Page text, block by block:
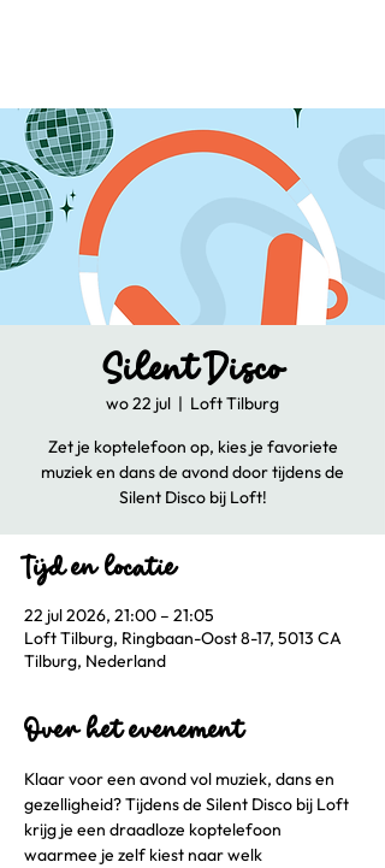
Silent Disco
wo 22 jul
  |
Loft Tilburg
Zet je koptelefoon op, kies je favoriete
muziek en dans de avond door tijdens de
Silent Disco bij Loft!
Tijd en locatie
22 jul 2026, 21:00 – 21:05
Loft Tilburg, Ringbaan-Oost 8-17, 5013 CA
Tilburg, Nederland
Over het evenement
Klaar voor een avond vol muziek, dans en
gezelligheid? Tijdens de Silent Disco bij Loft
krijg je een draadloze koptelefoon
waarmee je zelf kiest naar welk